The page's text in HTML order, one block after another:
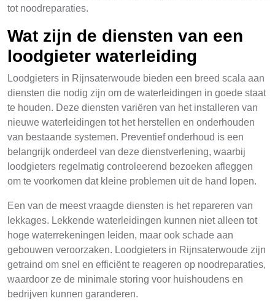
tot noodreparaties.
Wat zijn de diensten van een
loodgieter waterleiding
Loodgieters in Rijnsaterwoude bieden een breed scala aan
diensten die nodig zijn om de waterleidingen in goede staat
te houden. Deze diensten variëren van het installeren van
nieuwe waterleidingen tot het herstellen en onderhouden
van bestaande systemen. Preventief onderhoud is een
belangrijk onderdeel van deze dienstverlening, waarbij
loodgieters regelmatig controleerend bezoeken afleggen
om te voorkomen dat kleine problemen uit de hand lopen.
Een van de meest vraagde diensten is het repareren van
lekkages. Lekkende waterleidingen kunnen niet alleen tot
hoge waterrekeningen leiden, maar ook schade aan
gebouwen veroorzaken. Loodgieters in Rijnsaterwoude zijn
getraind om snel en efficiënt te reageren op noodreparaties,
waardoor ze de minimale storing voor huishoudens en
bedrijven kunnen garanderen.